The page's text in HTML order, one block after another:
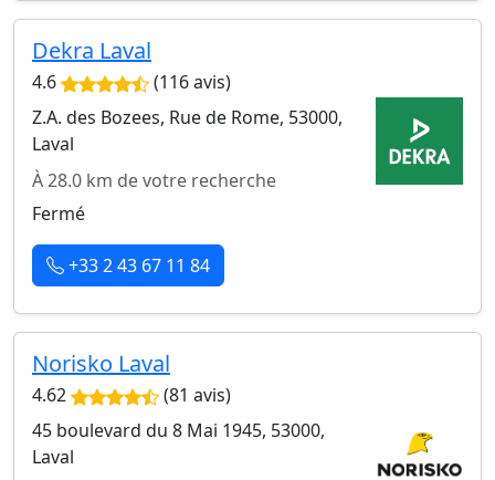
Dekra Laval
4.6
(116 avis)
Z.A. des Bozees, Rue de Rome, 53000,
Laval
À 28.0 km de votre recherche
Fermé
+33 2 43 67 11 84
Norisko Laval
4.62
(81 avis)
45 boulevard du 8 Mai 1945, 53000,
Laval